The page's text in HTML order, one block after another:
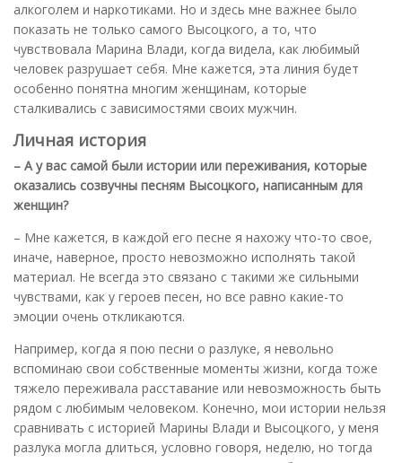
алкоголем и наркотиками. Но и здесь мне важнее было
показать не только самого Высоцкого, а то, что
чувствовала Марина Влади, когда видела, как любимый
человек разрушает себя. Мне кажется, эта линия будет
особенно понятна многим женщинам, которые
сталкивались с зависимостями своих мужчин.
Личная история
– А у вас самой были истории или переживания, которые
оказались созвучны песням Высоцкого, написанным для
женщин?
– Мне кажется, в каждой его песне я нахожу что-то свое,
иначе, наверное, просто невозможно исполнять такой
материал. Не всегда это связано с такими же сильными
чувствами, как у героев песен, но все равно какие-то
эмоции очень откликаются.
Например, когда я пою песни о разлуке, я невольно
вспоминаю свои собственные моменты жизни, когда тоже
тяжело переживала расставание или невозможность быть
рядом с любимым человеком. Конечно, мои истории нельзя
сравнивать с историей Марины Влади и Высоцкого, у меня
разлука могла длиться, условно говоря, неделю, но тогда